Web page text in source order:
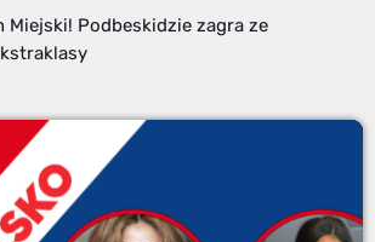
Miejski! Podbeskidzie zagra ze